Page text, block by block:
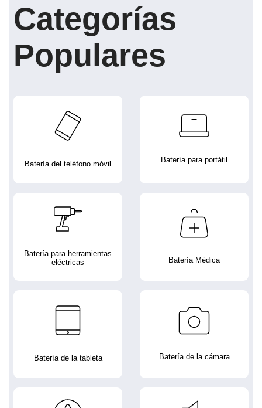
Categorías
Populares
Batería del teléfono móvil Batería para portátil
Batería para herramientas
eléctricas
Batería Médica
Batería de la tableta Batería de la cámara